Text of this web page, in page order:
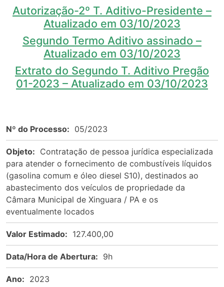
Autorização-2º T. Aditivo-Presidente –
Atualizado em 03/10/2023
Segundo Termo Aditivo assinado –
Atualizado em 03/10/2023
Extrato do Segundo T. Aditivo Pregão
01-2023 – Atualizado em 03/10/2023
Nº do Processo: 05/2023
Objeto: Contratação de pessoa jurídica especializada
para atender o fornecimento de combustíveis líquidos
(gasolina comum e óleo diesel S10), destinados ao
abastecimento dos veículos de propriedade da
Câmara Municipal de Xinguara / PA e os
eventualmente locados
Valor Estimado: 127.400,00
Data/Hora de Abertura: 9h
Ano: 2023